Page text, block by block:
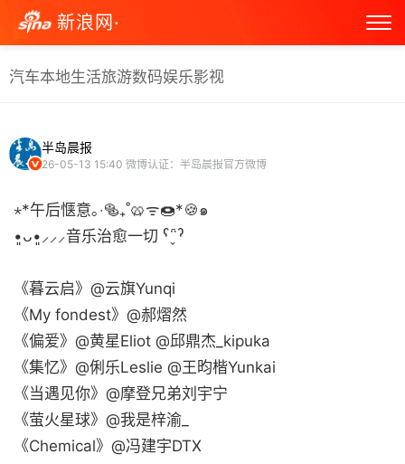
新浪网·
汽车本地生活旅游数码娱乐影视
半岛晨报
26-05-13 15:40 微博认证：半岛晨报官方微博
⋆*午后惬意｡‧🥯₊˚🥨ᯤ🍩*🍪๑
•͈ᴗ•͈⸝⸝⸝音乐治愈一切 ˁ῁̬ˀ
《暮云启》@云旗Yunqi
《My fondest》@郝熠然
《偏爱》@黄星Eliot @邱鼎杰_kipuka
《集忆》@俐乐Leslie @王昀楷Yunkai
《当遇见你》@摩登兄弟刘宇宁
《萤火星球》@我是梓渝_
《Chemical》@冯建宇DTX